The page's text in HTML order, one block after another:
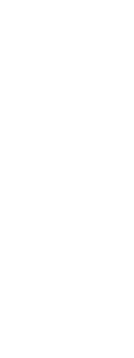
Co-Working, Lounge
Anlage,
3-fach-
und hoher
wie
zzgl. 20% USt.